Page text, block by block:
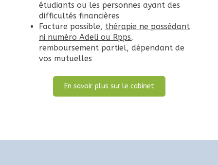
étudiants ou les personnes ayant des
difficultés financières
Facture possible, thérapie ne possédant
ni numéro Adeli ou Rpps,
remboursement partiel, dépendant de
vos mutuelles
En savoir plus sur le cabinet